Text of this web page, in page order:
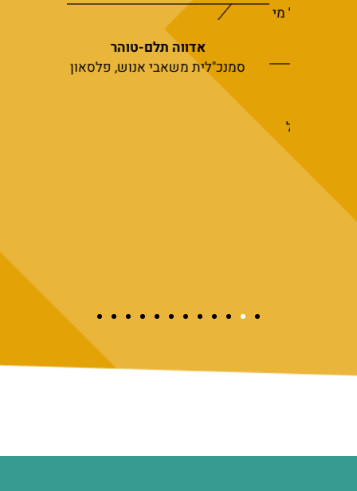
אדווה תלם-טוהר
סמנכ"לית משאבי אנוש, פלסאון